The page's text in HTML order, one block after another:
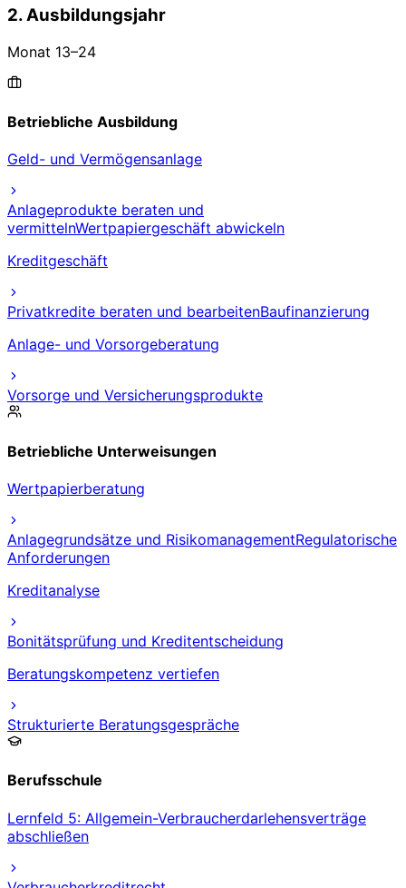
2. Ausbildungsjahr
Monat 13–24
Betriebliche Ausbildung
Geld- und Vermögensanlage
Anlageprodukte beraten und
vermittelnWertpapiergeschäft abwickeln
Kreditgeschäft
Privatkredite beraten und bearbeitenBaufinanzierung
Anlage- und Vorsorgeberatung
Vorsorge und Versicherungsprodukte
Betriebliche Unterweisungen
Wertpapierberatung
Anlagegrundsätze und RisikomanagementRegulatorische
Anforderungen
Kreditanalyse
Bonitätsprüfung und Kreditentscheidung
Beratungskompetenz vertiefen
Strukturierte Beratungsgespräche
Berufsschule
Lernfeld 5: Allgemein-Verbraucherdarlehensverträge
abschließen